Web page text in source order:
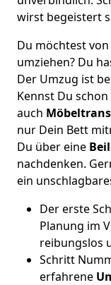
wirst begeistert
Du möchtest
umziehen? Du
Der Umzug ist
Kennst Du
auch
nur Dein Bett
Du über eine
nachdenken.
ein
Der erste
Planung im
reibungslos
Schritt
erfahrene